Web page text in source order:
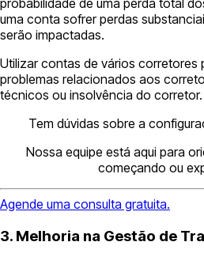
probabilidade de uma perda total
uma conta sofrer perdas
serão impactadas.
Utilizar contas de vários corretores
problemas relacionados aos
técnicos ou insolvência do corretor.
Tem dúvidas sobre a
Nossa equipe está aqui para
começando ou
Agende uma consulta gratuita.
3. Melhoria na Gestão de